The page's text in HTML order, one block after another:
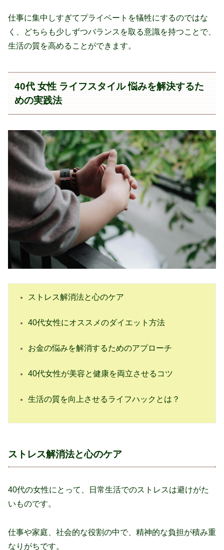
仕事に集中しすぎてプライベートを犠牲にするのではな
く、どちらも少しずつバランスを取る意識を持つことで、
生活の質を高めることができます。
40代 女性 ライフスタイル 悩みを解決するた
めの実践法
ストレス解消法と心のケア
40代女性にオススメのダイエット方法
お金の悩みを解消するためのアプローチ
40代女性が美容と健康を両立させるコツ
生活の質を向上させるライフハックとは？
ストレス解消法と心のケア
40代の女性にとって、日常生活でのストレスは避けがた
いものです。
仕事や家庭、社会的な役割の中で、精神的な負担が積み重
なりがちです。